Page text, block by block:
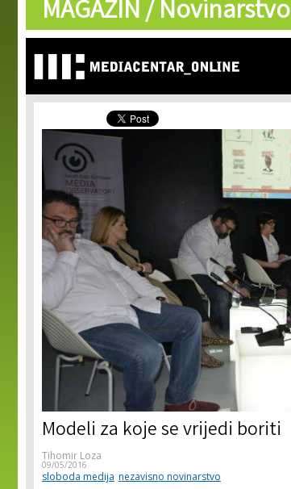
MAGAZIN /Novinarstvo
Modeli za koje se vrijedi boriti
Tihomir Loza
09/05/2016
sloboda medija nezavisno novinarstvo